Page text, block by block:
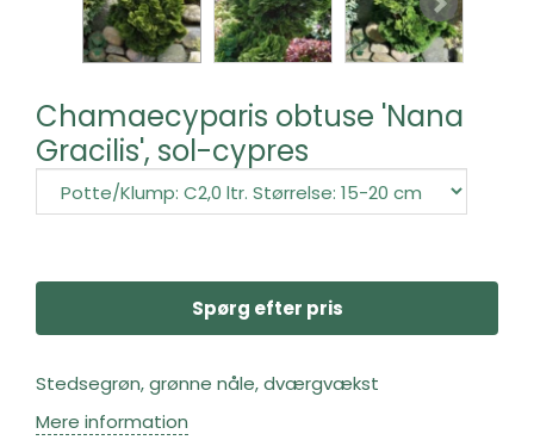
Chamaecyparis obtuse 'Nana
Gracilis', sol-cypres
Spørg efter pris
Stedsegrøn, grønne nåle, dværgvækst
Mere information